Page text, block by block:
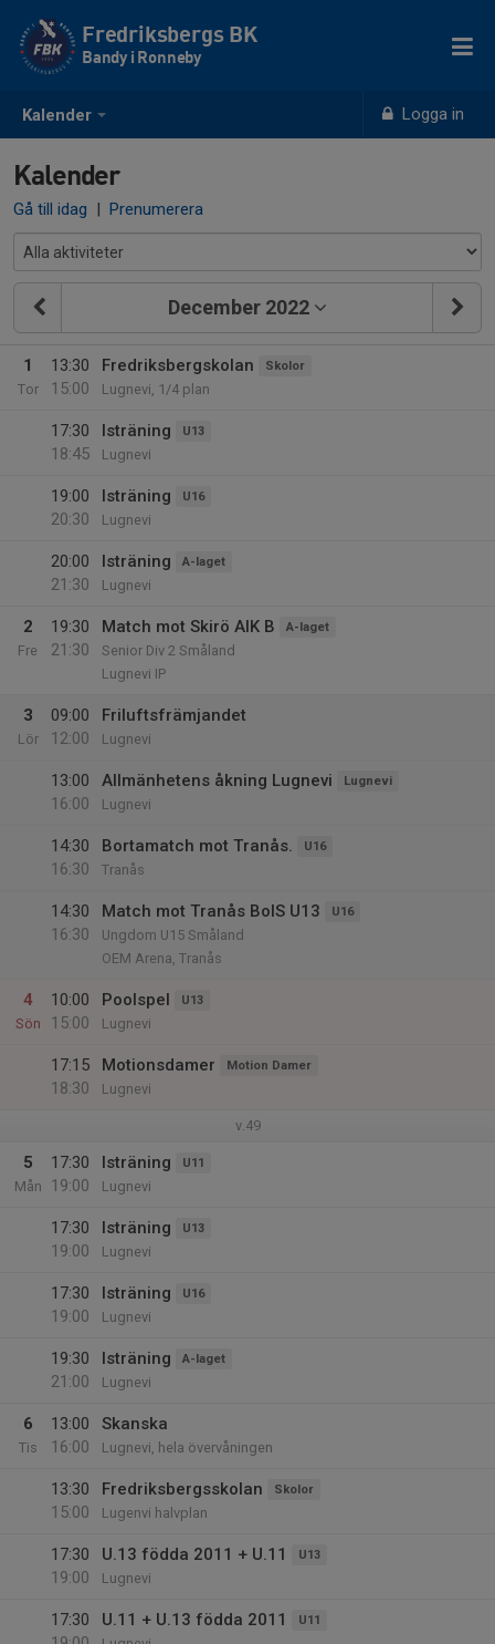
Kalender Logga in
Fredriksbergs BK
Bandy i Ronneby
Kalender
Gå till idag | Prenumerera
December 2022
1
Tor
13:30
15:00
Fredriksbergskolan Skolor
Lugnevi, 1/4 plan
17:30
18:45
Isträning U13
Lugnevi
19:00
20:30
Isträning U16
Lugnevi
20:00
21:30
Isträning A-laget
Lugnevi
2
Fre
19:30
21:30
Match mot Skirö AIK B A-laget
Senior Div 2 Småland
Lugnevi IP
3
Lör
09:00
12:00
Friluftsfrämjandet
Lugnevi
13:00
16:00
Allmänhetens åkning Lugnevi Lugnevi
Lugnevi
14:30
16:30
Bortamatch mot Tranås. U16
Tranås
14:30
16:30
Match mot Tranås BoIS U13 U16
Ungdom U15 Småland
OEM Arena, Tranås
4
Sön
10:00
15:00
Poolspel U13
Lugnevi
17:15
18:30
Motionsdamer Motion Damer
Lugnevi
v.49
5
Mån
17:30
19:00
Isträning U11
Lugnevi
17:30
19:00
Isträning U13
Lugnevi
17:30
19:00
Isträning U16
Lugnevi
19:30
21:00
Isträning A-laget
Lugnevi
6
Tis
13:00
16:00
Skanska
Lugnevi, hela övervåningen
13:30
15:00
Fredriksbergsskolan Skolor
Lugenvi halvplan
17:30
19:00
U.13 födda 2011 + U.11 U13
Lugnevi
17:30
U.11 + U.13 födda 2011 U11